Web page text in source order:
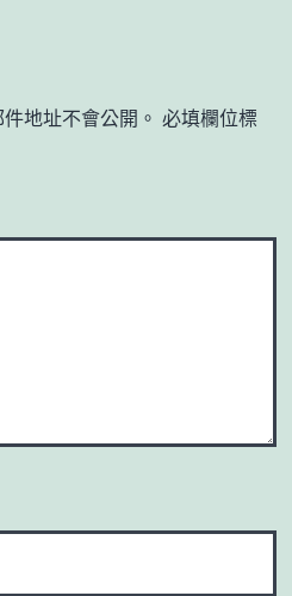
地址不會公開。 必填欄位標